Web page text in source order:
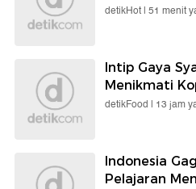
detikHot | 51 menit
Intip Gaya
Menikmati
detikFood | 13 jam
Indonesia
Pelajaran